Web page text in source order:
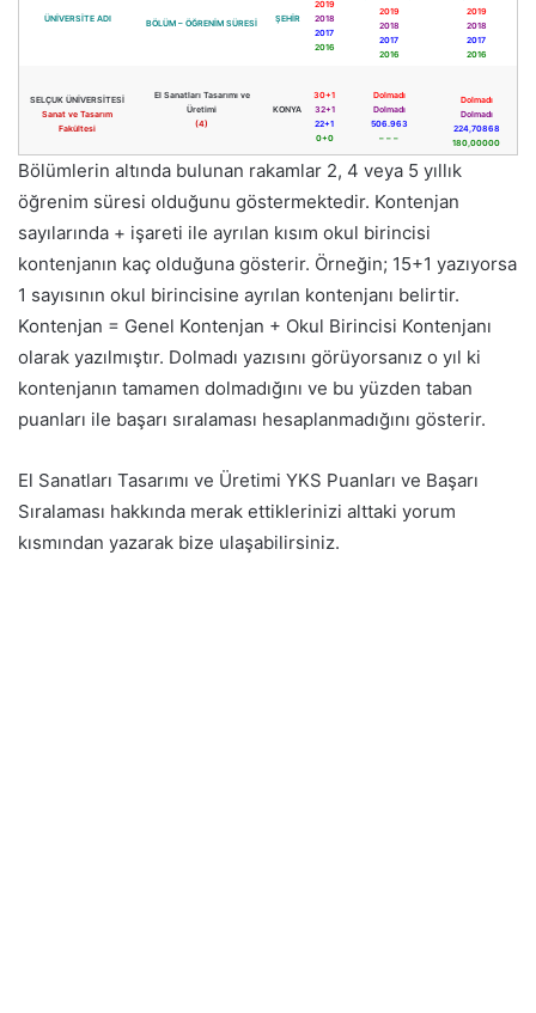
ÜNİVERSİTE ADI BÖLÜM – ÖĞRENİM SÜRESİ ŞEHİR
2019
2018
2017
2016
2019
2018
2017
2016
2019
2018
2017
2016
SELÇUK ÜNİVERSİTESİ
Sanat ve Tasarım
Fakültesi
El Sanatları Tasarımı ve
Üretimi
(4)
KONYA
30+1
32+1
22+1
0+0
Dolmadı
Dolmadı
506.963
– – –
Dolmadı
Dolmadı
224,70868
180,00000
Bölümlerin altında bulunan rakamlar 2, 4 veya 5 yıllık
öğrenim süresi olduğunu göstermektedir. Kontenjan
sayılarında + işareti ile ayrılan kısım okul birincisi
kontenjanın kaç olduğuna gösterir. Örneğin; 15+1 yazıyorsa
1 sayısının okul birincisine ayrılan kontenjanı belirtir.
Kontenjan = Genel Kontenjan + Okul Birincisi Kontenjanı
olarak yazılmıştır. Dolmadı yazısını görüyorsanız o yıl ki
kontenjanın tamamen dolmadığını ve bu yüzden taban
puanları ile başarı sıralaması hesaplanmadığını gösterir.
El Sanatları Tasarımı ve Üretimi YKS Puanları ve Başarı
Sıralaması hakkında merak ettiklerinizi alttaki yorum
kısmından yazarak bize ulaşabilirsiniz.